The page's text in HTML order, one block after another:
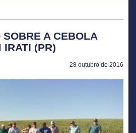
A CEBOLA
IRATI (PR)
28 outubro de 2016